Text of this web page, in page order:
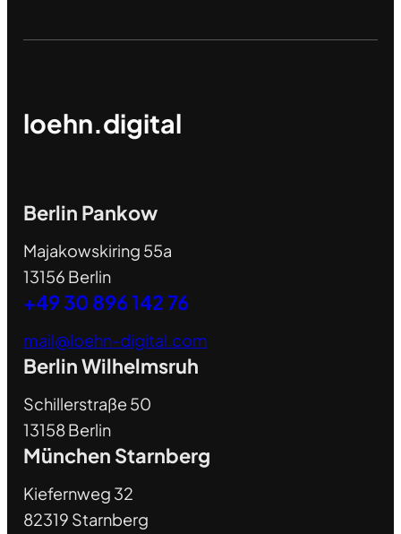
loehn.digital
Berlin Pankow
Majakowskiring 55a
13156 Berlin
+49 30 896 142 76
mail@loehn-digital.com
Berlin Wilhelmsruh
Schillerstraße 50
13158 Berlin
München Starnberg
Kiefernweg 32
82319 Starnberg